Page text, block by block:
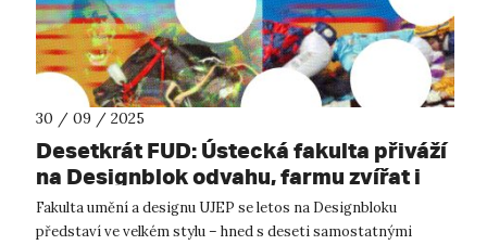
30 / 09 / 2025
Desetkrát FUD: Ústecká fakulta přiváží
na Designblok odvahu, farmu zvířat i
zavlažovací systém inspirovaný
žížalami
Fakulta umění a designu UJEP se letos na Designbloku
představí ve velkém stylu – hned s deseti samostatnými